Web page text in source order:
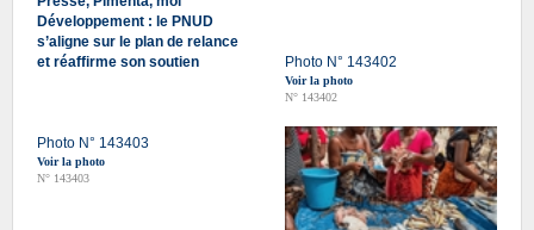
Développement : le PNUD
s’aligne sur le plan de relance
et réaffirme son soutien
Photo N° 143403
Voir la photo
N° 143403
Photo N° 143402
Voir la photo
N° 143402